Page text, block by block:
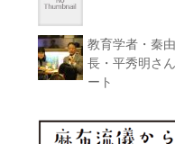
教育学者・秦
長・平秀明さ
ート